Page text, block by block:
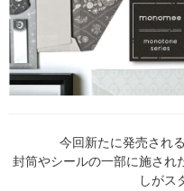
今回新たに発売され
封筒やシールの一部に施され
しがス